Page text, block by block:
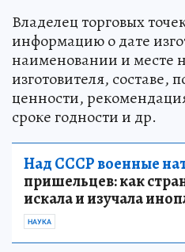
Владелец торговых
информацию о дате
наименовании и месте
изготовителя, составе,
ценности,
сроке годности и др.
Над СССР военные
пришельцев: как
искала и изучала
НАУКА